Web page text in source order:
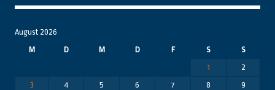
August 2026
M
D M D F S
S
1
2
3
4 5 6 7 8
9